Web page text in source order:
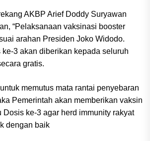
AKBP Arief Doddy Suryawan
“Pelaksanaan vaksinasi booster
arahan Presiden Joko Widodo.
3 akan diberikan kepada seluruh
gratis.
memutus mata rantai penyebaran
Pemerintah akan memberikan vaksin
Dosis ke-3 agar herd immunity rakyat
dengan baik